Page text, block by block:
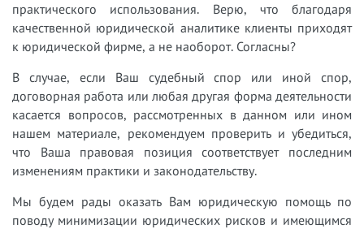
практического использования. Верю, что благодаря
качественной юридической аналитике клиенты приходят
к юридической фирме, а не наоборот. Согласны?
В случае, если Ваш судебный спор или иной спор,
договорная работа или любая другая форма деятельности
касается вопросов, рассмотренных в данном или ином
нашем материале, рекомендуем проверить и убедиться,
что Ваша правовая позиция соответствует последним
изменениям практики и законодательству.
Мы будем рады оказать Вам юридическую помощь по
поводу минимизации юридических рисков и имеющимся